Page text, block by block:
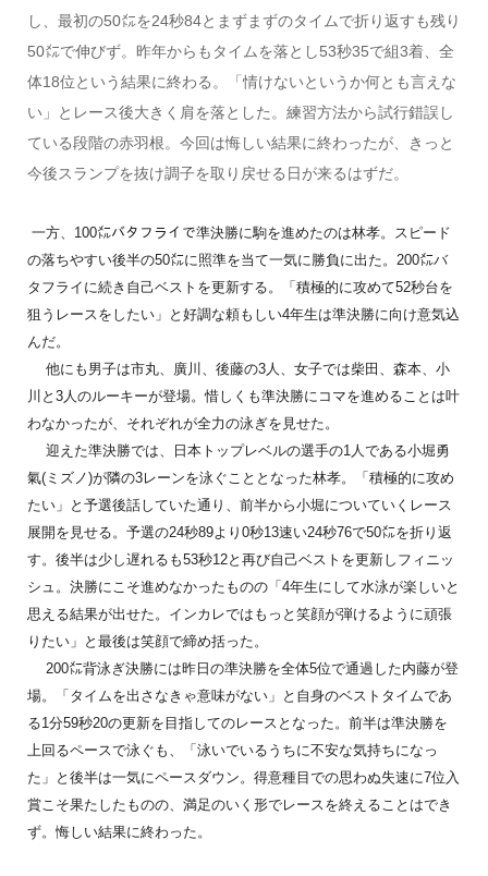
し、最初の50㍍を24秒84とまずまずのタイムで折り返すも残り
50㍍で伸びず。昨年からもタイムを落とし53秒35で組3着、全
体18位という結果に終わる。「情けないというか何とも言えな
い」とレース後大きく肩を落とした。練習方法から試行錯誤し
ている段階の赤羽根。今回は悔しい結果に終わったが、きっと
今後スランプを抜け調子を取り戻せる日が来るはずだ。
一方、100㍍バタフライで準決勝に駒を進めたのは林孝。スピード
の落ちやすい後半の50㍍に照準を当て一気に勝負に出た。200㍍バ
タフライに続き自己ベストを更新する。「積極的に攻めて52秒台を
狙うレースをしたい」と好調な頼もしい4年生は準決勝に向け意気込
んだ。
他にも男子は市丸、廣川、後藤の3人、女子では柴田、森本、小
川と3人のルーキーが登場。惜しくも準決勝にコマを進めることは叶
わなかったが、それぞれが全力の泳ぎを見せた。
迎えた準決勝では、日本トップレベルの選手の1人である小堀勇
氣(ミズノ)が隣の3レーンを泳ぐこととなった林孝。「積極的に攻め
たい」と予選後話していた通り、前半から小堀についていくレース
展開を見せる。予選の24秒89より0秒13速い24秒76で50㍍を折り返
す。後半は少し遅れるも53秒12と再び自己ベストを更新しフィニッ
シュ。決勝にこそ進めなかったものの「4年生にして水泳が楽しいと
思える結果が出せた。インカレではもっと笑顔が弾けるように頑張
りたい」と最後は笑顔で締め括った。
200㍍背泳ぎ決勝には昨日の準決勝を全体5位で通過した内藤が登
場。「タイムを出さなきゃ意味がない」と自身のベストタイムであ
る1分59秒20の更新を目指してのレースとなった。前半は準決勝を
上回るペースで泳ぐも、「泳いでいるうちに不安な気持ちになっ
た」と後半は一気にペースダウン。得意種目での思わぬ失速に7位入
賞こそ果たしたものの、満足のいく形でレースを終えることはでき
ず。悔しい結果に終わった。